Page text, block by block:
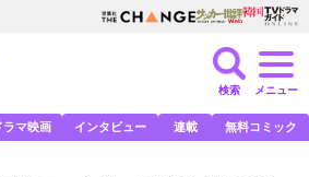
検索 メニュー
ラマ映画 インタビュー 連載 無料コミック